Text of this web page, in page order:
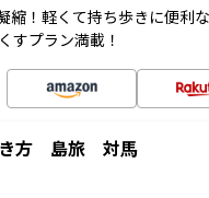
縮！軽くて持ち歩きに便利
すプラン満載！
方 島旅 対馬